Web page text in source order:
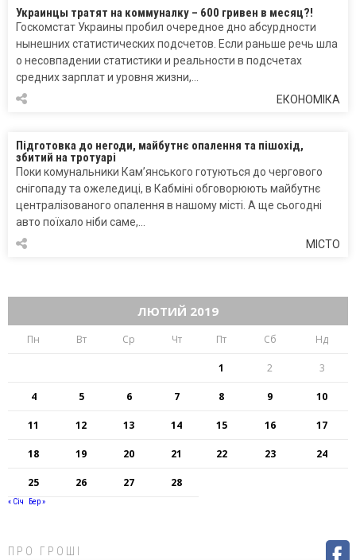
Украинцы тратят на коммуналку – 600 гривен в месяц?!
Госкомстат Украины пробил очередное дно абсурдности
нынешних статистических подсчетов. Если раньше речь шла
о несовпадении статистики и реальности в подсчетах
средних зарплат и уровня жизни,…
ЕКОНОМІКА
Підготовка до негоди, майбутнє опалення та пішохід,
збитий на тротуарі
Поки комунальники Кам’янського готуються до чергового
снігопаду та ожеледиці, в Кабміні обговорюють майбутнє
централізованого опалення в нашому місті. А ще сьогодні
авто поїхало ніби саме,…
МІСТО
ЛЮТИЙ 2019
Пн Вт Ср Чт Пт Сб Нд
1 2 3
4 5 6 7 8 9 10
11 12 13 14 15 16 17
18 19 20 21 22 23 24
25 26 27 28
« Січ Бер »
ПРО ГРОШІ